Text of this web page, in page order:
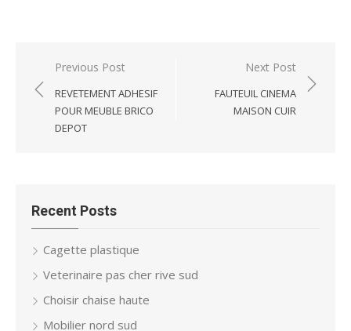
Post
navigation
Previous Post
REVETEMENT ADHESIF
POUR MEUBLE BRICO
DEPOT
Next Post
FAUTEUIL CINEMA
MAISON CUIR
Recent Posts
Cagette plastique
Veterinaire pas cher rive sud
Choisir chaise haute
Mobilier nord sud